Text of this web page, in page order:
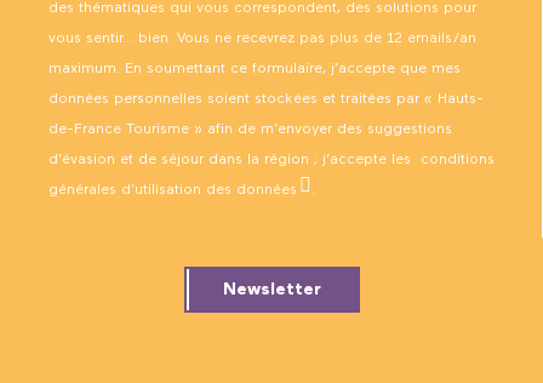
des thématiques qui vous correspondent, des solutions pour
vous sentir… bien. Vous ne recevrez pas plus de 12 emails/an
maximum. En soumettant ce formulaire, j’accepte que mes
données personnelles soient stockées et traitées par « Hauts-
de-France Tourisme » afin de m’envoyer des suggestions
d’évasion et de séjour dans la région ; j’accepte les conditions
générales d’utilisation des données .
Newsletter